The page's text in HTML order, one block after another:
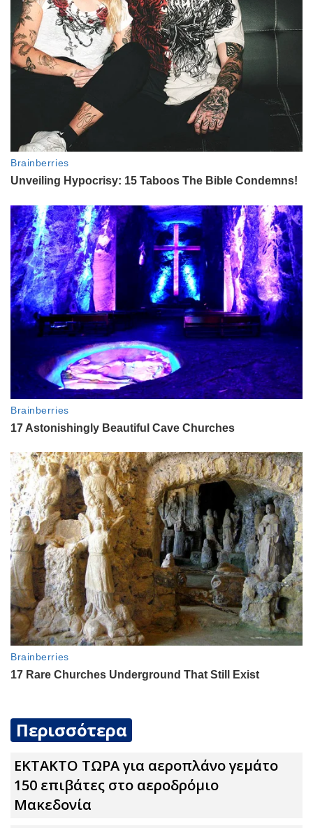
Περισσότερα
ΕΚΤΑΚΤΟ ΤΩΡΑ για αεροπλάνο γεμάτο
150 επιβάτες στο αεροδρόμιο
Μακεδονία